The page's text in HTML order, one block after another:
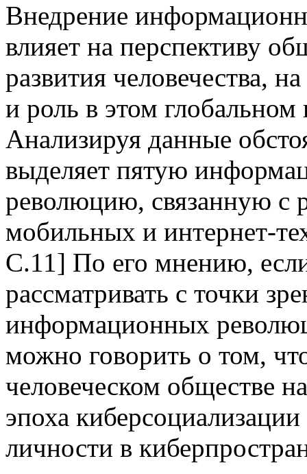
Внедрение
влияет на перспективу
развития человечества,
и роль в этом
Анализируя данные
выделяет пятую
революцию, связанную с
мобильных и интернет-
С.11] По его мнению,
рассматривать с точки
информационных
можно говорить о том,
человеческом обществе
эпоха
личности в